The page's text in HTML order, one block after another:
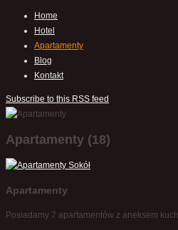
Home
Hotel
Apartamenty
Blog
Kontakt
Subscribe to this RSS feed
Apartamenty (18)
Apartamenty
Posiadamy 7 apartamentów z aneksem